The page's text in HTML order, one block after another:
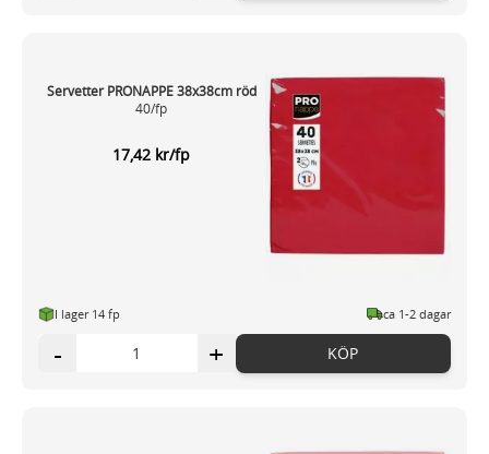
Servetter PRONAPPE 38x38cm röd
40/fp
17,42 kr/fp
I lager 14 fp ca 1-2 dagar
- + KÖP